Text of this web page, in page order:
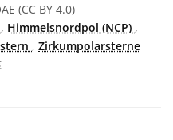
(CC BY 4.0)
, Himmelsnordpol (NCP) ,
, Zirkumpolarsterne